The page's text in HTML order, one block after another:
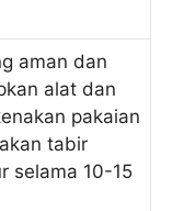
aman dan
alat dan
pakaian
tabir
selama 10-15